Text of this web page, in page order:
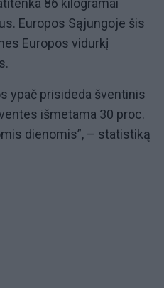
86 kilogramai
Europos Sąjungoje šis
Europos vidurkį
ypač prisideda šventinis
išmetama 30 proc.
dienomis”, – statistiką